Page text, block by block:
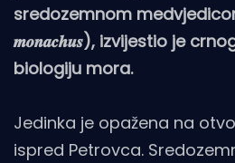
sredozemnom
𝒎𝒐𝒏𝒂𝒄𝒉𝒖𝒔), izvijestio je
biologiju mora.
Jedinka je opažena na
ispred Petrovca.